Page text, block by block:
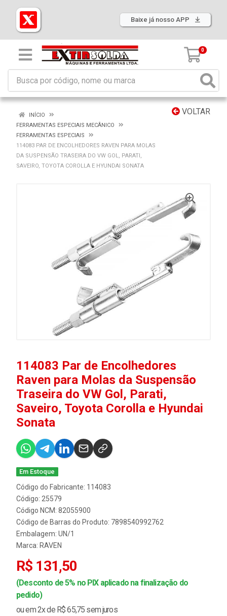
Baixe já nosso APP
0
VOLTAR
INÍCIO
FERRAMENTAS ESPECIAIS MECÂNICO
FERRAMENTAS ESPECIAIS
114083 PAR DE ENCOLHEDORES RAVEN PARA MOLAS
DA SUSPENSÃO TRASEIRA DO VW GOL, PARATI,
SAVEIRO, TOYOTA COROLLA E HYUNDAI SONATA
114083 Par de Encolhedores
Raven para Molas da Suspensão
Traseira do VW Gol, Parati,
Saveiro, Toyota Corolla e Hyundai
Sonata
Em Estoque
Código do Fabricante: 114083
Código: 25579
Código NCM: 82055900
Código de Barras do Produto: 7898540992762
Embalagem: UN/1
Marca: RAVEN
R$ 131,50
(Desconto de 5% no PIX aplicado na finalização do
pedido)
ou em 2x de R$ 65,75 sem juros